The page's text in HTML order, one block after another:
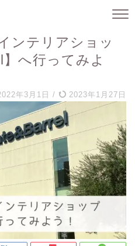
ンテリアショッ
へ行ってみよ
年3月1日 / 2023年1月27日